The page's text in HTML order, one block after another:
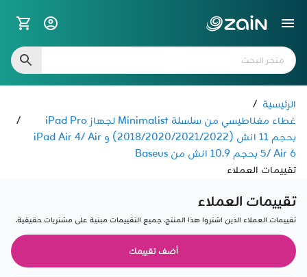
الرئيسية /
غطاء مغناطيسي من سلسلة Minimalist لجهاز iPad Pro
بحجم 11 انش (2018/2020/2021/2022) و iPad Air 4/ Air
5/ Air 6 بحجم 10.9 انش من Baseus
/
تقييمات العملاء
تقييمات العملاء
تقييمات العملاء الذين اشتروا هذا المنتج. جميع التقييمات مبنية على مشتريات حقيقية.
أضف تقييمك